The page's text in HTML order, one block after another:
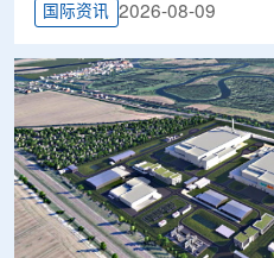
国际资讯 2026-08-09